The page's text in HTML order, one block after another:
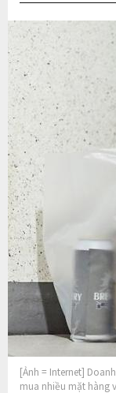
[Ảnh = Internet]
mua nhiều mặt hàng